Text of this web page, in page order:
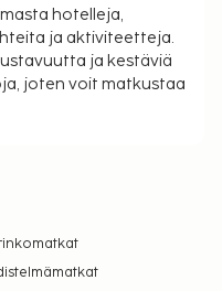
hotelleja,
ja aktiviteetteja.
ja kestäviä
joten voit matkustaa